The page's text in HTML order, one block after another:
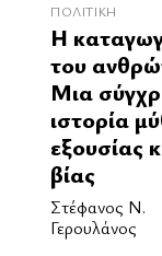
ΠΟΛΙΤΙΚΉ
Η
του
Μια
ιστορία
εξουσίας
βίας
Στέφανος Ν.
Γερουλάνος